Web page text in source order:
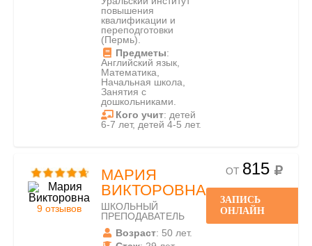
повышения
квалификации и
переподготовки
(Пермь).
Предметы:
Английский язык,
Математика,
Начальная школа,
Занятия с
дошкольниками.
Кого учит: детей
6-7 лет, детей 4-5 лет.
9 отзывов
МАРИЯ
ВИКТОРОВНА
ШКОЛЬНЫЙ
ПРЕПОДАВАТЕЛЬ
Возраст: 50 лет.
ОТ 815
ЗАПИСЬ
ОНЛАЙН